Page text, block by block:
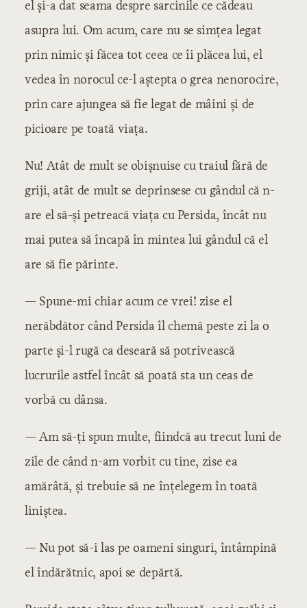
el și-a dat seama despre sarcinile ce cădeau
asupra lui. Om acum, care nu se simțea legat
prin nimic și făcea tot ceea ce îi plăcea lui, el
vedea în norocul ce-l aștepta o grea nenorocire,
prin care ajungea să fie legat de mâini și de
picioare pe toată viața.
Nu! Atât de mult se obișnuise cu traiul fără de
griji, atât de mult se deprinsese cu gândul că n-
are el să-și petreacă viața cu Persida, încât nu
mai putea să încapă în mintea lui gândul că el
are să fie părinte.
— Spune-mi chiar acum ce vrei! zise el
nerăbdător când Persida îl chemă peste zi la o
parte și-l rugă ca deseară să potrivească
lucrurile astfel încât să poată sta un ceas de
vorbă cu dânsa.
— Am să-ți spun multe, fiindcă au trecut luni de
zile de când n-am vorbit cu tine, zise ea
amărâtă, și trebuie să ne înțelegem în toată
liniștea.
— Nu pot să-i las pe oameni singuri, întâmpină
el îndărătnic, apoi se depărtă.